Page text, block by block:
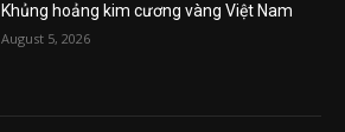
Khủng hoảng kim cương vàng Việt Nam
August 5, 2026